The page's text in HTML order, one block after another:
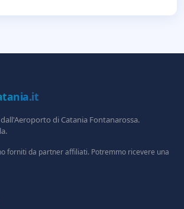
.it
di Catania Fontanarossa.
forniti da partner affiliati. Potremmo ricevere una